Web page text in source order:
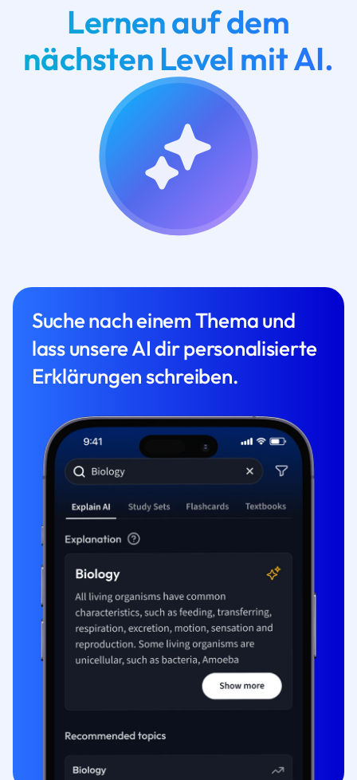
Lernen auf dem
nächsten Level mit AI.
Suche nach einem Thema und
lass unsere AI dir personalisierte
Erklärungen schreiben.